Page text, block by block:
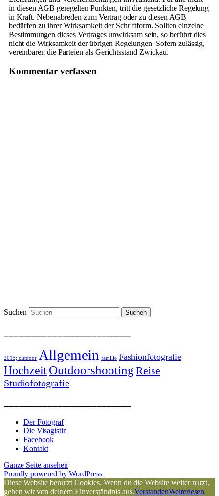
in diesen AGB geregelten Punkten, tritt die gesetzliche Regelung
in Kraft. Nebenabreden zum Vertrag oder zu diesen AGB
bedürfen zu ihrer Wirksamkeit der Schriftform. Sollten einzelne
Bestimmungen dieses Vertrages unwirksam sein, so berührt dies
nicht die Wirksamkeit der übrigen Regelungen. Sofern zulässig,
vereinbaren die Parteien als Gerichtsstand Zwickau.
Kommentar verfassen
Suchen
2015; outdoor Allgemein familie Fashionfotografie
HochzeitOutdoorshooting Reise
Studiofotografie
Der Fotograf
Die Visagistin
Facebook
Kontakt
Ganze Seite ansehen
Proudly powered by WordPress
Diese Website benutzt Cookies. Wenn du die Website weiter nutzt,
gehen wir von deinem Einverständnis aus.VerstandenWeiterlesen